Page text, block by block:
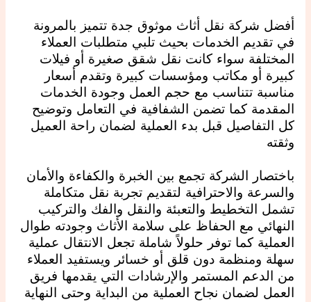
أفضل شركة نقل أثاث موثوق جدة تتميز بالمرونة
في تقديم الخدمات بحيث تلبي متطلبات العملاء
المختلفة سواء كانت نقل شقق صغيرة أو فيلات
كبيرة أو مكاتب ومؤسسات كبيرة وتقدم أسعار
مناسبة تتناسب مع حجم العمل وجودة الخدمات
المقدمة كما تضمن الشفافية في التعامل وتوضيح
كل التفاصيل قبل بدء العملية لضمان راحة العميل
وثقته
باختصار الشركة تجمع بين الخبرة والكفاءة والأمان
والسرعة والاحترافية لتقديم تجربة نقل متكاملة
تشمل التخطيط والتعبئة والنقل والفك والتركيب
النهائي مع الحفاظ على سلامة الأثاث وجودته طوال
العملية كما توفر حلولاً شاملة تجعل الانتقال عملية
سهلة ومنظمة دون قلق أو خسائر ويستفيد العملاء
من الدعم المستمر والإرشادات التي يقدمها فريق
العمل لضمان نجاح العملية من البداية وحتى النهاية